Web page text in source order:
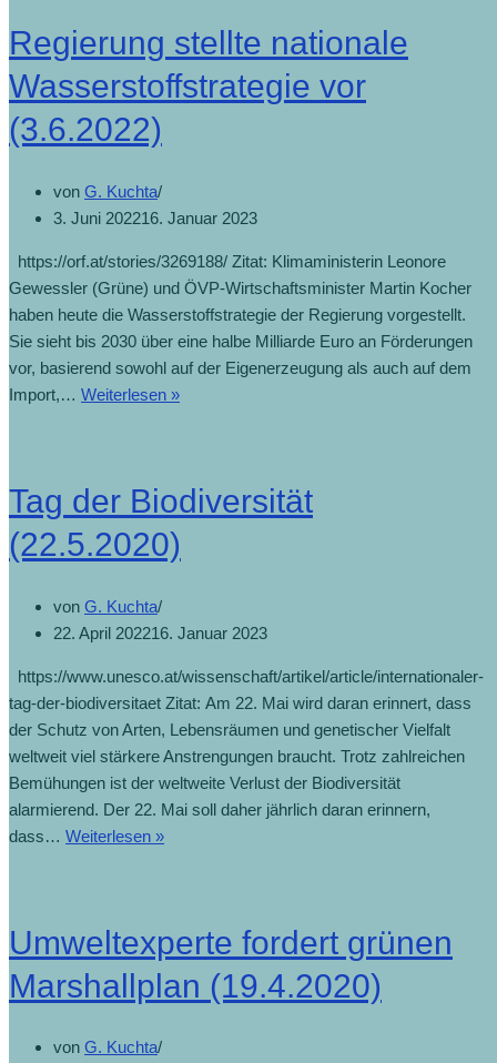
Regierung stellte nationale
Wasserstoffstrategie vor
(3.6.2022)
von G. Kuchta
3. Juni 202216. Januar 2023
https://orf.at/stories/3269188/ Zitat: Klimaministerin Leonore
Gewessler (Grüne) und ÖVP-Wirtschaftsminister Martin Kocher
haben heute die Wasserstoffstrategie der Regierung vorgestellt.
Sie sieht bis 2030 über eine halbe Milliarde Euro an Förderungen
vor, basierend sowohl auf der Eigenerzeugung als auch auf dem
Import,… Weiterlesen »
Tag der Biodiversität
(22.5.2020)
von G. Kuchta
22. April 202216. Januar 2023
https://www.unesco.at/wissenschaft/artikel/article/internationaler-
tag-der-biodiversitaet Zitat: Am 22. Mai wird daran erinnert, dass
der Schutz von Arten, Lebensräumen und genetischer Vielfalt
weltweit viel stärkere Anstrengungen braucht. Trotz zahlreichen
Bemühungen ist der weltweite Verlust der Biodiversität
alarmierend. Der 22. Mai soll daher jährlich daran erinnern,
dass… Weiterlesen »
Umweltexperte fordert grünen
Marshallplan (19.4.2020)
von G. Kuchta